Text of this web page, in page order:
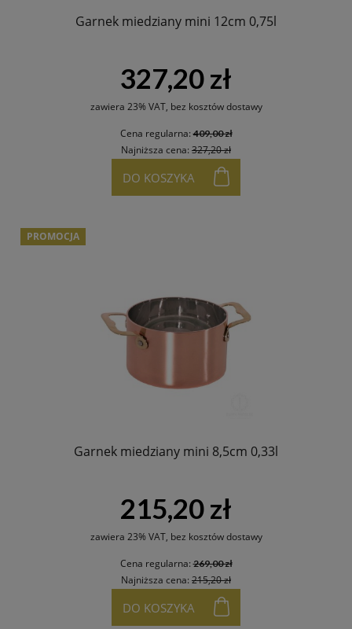
Garnek miedziany mini 12cm 0,75l
327,20 zł
zawiera 23% VAT, bez kosztów dostawy
Cena regularna:409,00 zł
Najniższa cena: 327,20 zł
DO KOSZYKA
Garnek miedziany mini 8,5cm 0,33l
215,20 zł
zawiera 23% VAT, bez kosztów dostawy
Cena regularna:269,00 zł
Najniższa cena: 215,20 zł
DO KOSZYKA
PROMOCJA